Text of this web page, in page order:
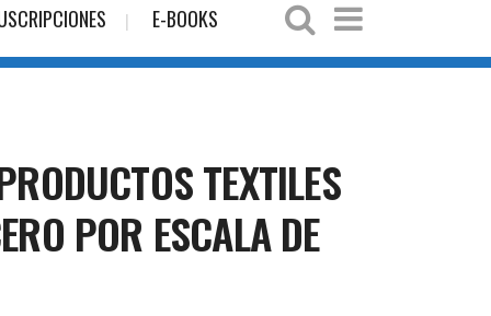
E-BOOKS
TEXTILES
POR ESCALA DE